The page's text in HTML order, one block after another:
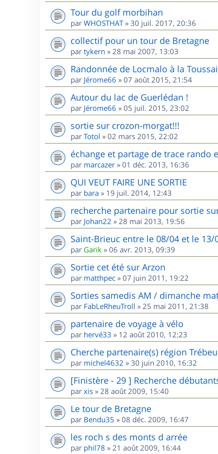
Tour du golf morbihan
par WHOSTHAT» 30 juil. 2017, 20:36
collectif pour un tour de Bretagne
par tykern » 28 mai 2007, 13:03
Randonnée de Locmalo à la
par Jérome66 » 07 août 2015, 21:54
Autour du lac de Guerlédan !
par Jérome66 » 05 juil. 2015, 23:02
sortie sur crozon-morgat!!!
par Totol » 02 mars 2015, 22:02
échange et partage de trace rando
par marcazer » 01 déc. 2013, 16:36
QUI VEUT FAIRE UNE SORTIE
par bara » 19 juil. 2014, 12:43
recherche partenaire pour sortie
par Johan22 » 28 mai 2013, 19:56
Saint-Brieuc entre le 08/04 et le 13/
par Garik » 06 avr. 2013, 09:39
Sortie cet été sur Arzon
par matthpec » 07 juin 2011, 19:22
Sorties samedis AM / dimanche
par FabLeRheuTroll » 25 mai 2011, 21:38
partenaire de voyage à vélo
par hervé33 » 12 août 2010, 12:23
Cherche partenaire(s) région
par michel4632 » 30 juin 2010, 16:32
[Finistère - 29 ] Recherche
par xis » 28 août 2009, 15:40
Le tour de Bretagne
par Bendu35 » 08 déc. 2009, 16:47
les roch s des monts d arrée
par phil78 » 21 août 2009, 16:44